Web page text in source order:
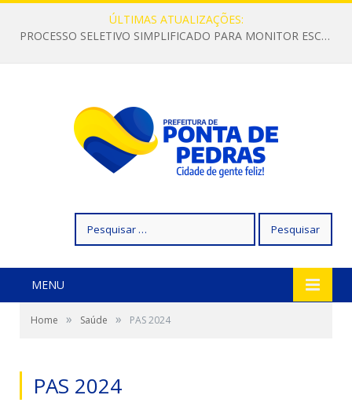
ÚLTIMAS ATUALIZAÇÕES:
PROCESSO SELETIVO SIMPLIFICADO PARA MONITOR ESCOLAR
por:
MENU
Home » Saúde » PAS 2024
PAS 2024